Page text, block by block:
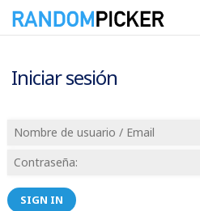
Iniciar sesión
SIGN IN